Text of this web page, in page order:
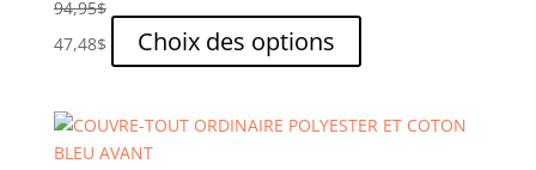
page
94,95$
47,48$ Choix des options
produit
plusieurs